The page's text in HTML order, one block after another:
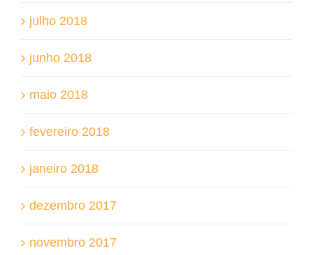
julho 2018
junho 2018
maio 2018
fevereiro 2018
janeiro 2018
dezembro 2017
novembro 2017